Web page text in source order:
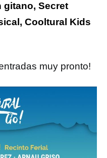
gitano, Secret
Cooltural Kids
muy pronto!